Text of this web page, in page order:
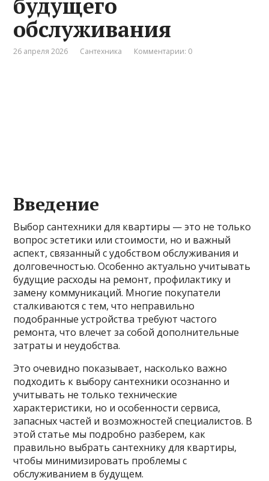
обслуживания
26 апреля 2026 Сантехника Комментарии: 0
Введение
Выбор сантехники для квартиры — это не только
вопрос эстетики или стоимости, но и важный
аспект, связанный с удобством обслуживания и
долговечностью. Особенно актуально учитывать
будущие расходы на ремонт, профилактику и
замену коммуникаций. Многие покупатели
сталкиваются с тем, что неправильно
подобранные устройства требуют частого
ремонта, что влечет за собой дополнительные
затраты и неудобства.
Это очевидно показывает, насколько важно
подходить к выбору сантехники осознанно и
учитывать не только технические
характеристики, но и особенности сервиса,
запасных частей и возможностей специалистов. В
этой статье мы подробно разберем, как
правильно выбрать сантехнику для квартиры,
чтобы минимизировать проблемы с
обслуживанием в будущем.